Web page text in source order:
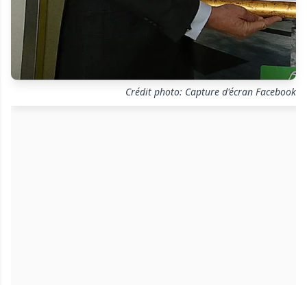
Crédit photo: Capture d'écran Facebook